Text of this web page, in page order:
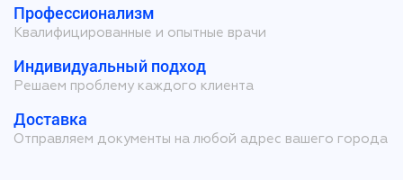
Профессионализм
Квалифицированные и опытные врачи
Индивидуальный подход
Решаем проблему каждого клиента
Доставка
Отправляем документы на любой адрес вашего города